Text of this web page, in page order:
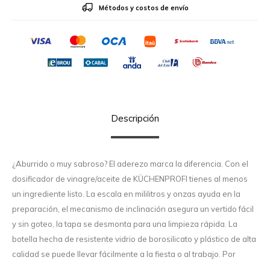
Métodos y costos de envío
Descripción
¿Aburrido o muy sabroso? El aderezo marca la diferencia. Con el
dosificador de vinagre/aceite de KÜCHENPROFI tienes al menos
un ingrediente listo. La escala en mililitros y onzas ayuda en la
preparación, el mecanismo de inclinación asegura un vertido fácil
y sin goteo, la tapa se desmonta para una limpieza rápida. La
botella hecha de resistente vidrio de borosilicato y plástico de alta
calidad se puede llevar fácilmente a la fiesta o al trabajo. Por